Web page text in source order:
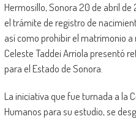
Hermosillo, Sonora 20 de abril
el trámite de registro de
así como prohibir el matrimonio
Celeste Taddei Arriola presentó
para el Estado de Sonora.
La iniciativa que fue turnada a la
Humanos para su estudio, se